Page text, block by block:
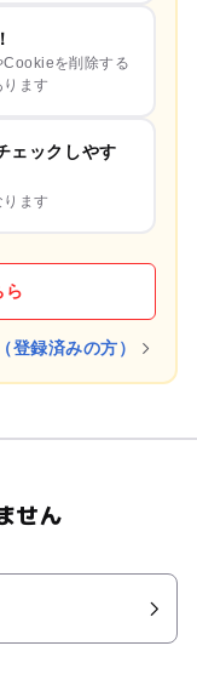
Cookieを削除する
ます
ェックしやす
ます
ら
登録済みの方）
せん